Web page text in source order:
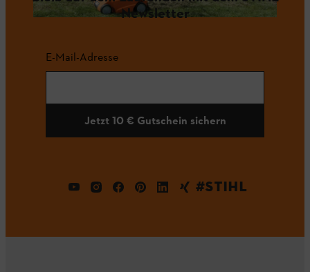
Newsletter
E-Mail-Adresse
Jetzt 10 € Gutschein sichern
#STIHL